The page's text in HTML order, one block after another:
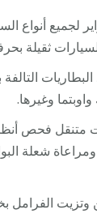
لجميع أنواع
ثقيلة
البطاريات
وغيرها.
متنقل فحص
شعلة
وتزيت الفرامل